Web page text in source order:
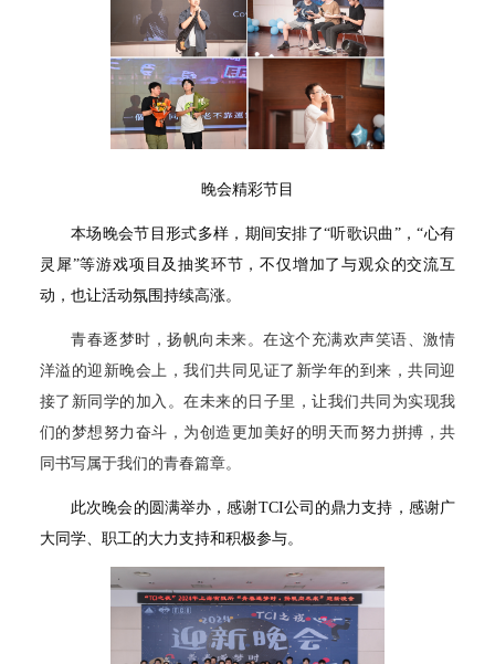
晚会精彩节目
本场晚会节目形式多样，期间安排了“听歌识曲”，“心有
灵犀”等游戏项目及抽奖环节，不仅增加了与观众的交流互
动，也让活动氛围持续高涨。
青春逐梦时，扬帆向未来。在这个充满欢声笑语、激情
洋溢的迎新晚会上，我们共同见证了新学年的到来，共同迎
接了新同学的加入。在未来的日子里，让我们共同为实现我
们的梦想努力奋斗，为创造更加美好的明天而努力拼搏，共
同书写属于我们的青春篇章。
此次晚会的圆满举办，感谢TCI公司的鼎力支持，感谢广
大同学、职工的大力支持和积极参与。